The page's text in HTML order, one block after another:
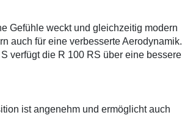
Gefühle weckt und gleichzeitig modern
auch für eine verbesserte Aerodynamik.
verfügt die R 100 RS über eine bessere
ist angenehm und ermöglicht auch